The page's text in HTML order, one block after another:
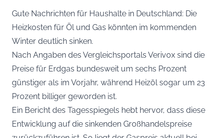
Gute Nachrichten für Haushalte in Deutschland: Die
Heizkosten für Öl und Gas könnten im kommenden
Winter deutlich sinken.
Nach Angaben des Vergleichsportals Verivox sind die
Preise für Erdgas bundesweit um sechs Prozent
günstiger als im Vorjahr, während Heizöl sogar um 23
Prozent billiger geworden ist.
Ein Bericht des Tagesspiegels hebt hervor, dass diese
Entwicklung auf die sinkenden Großhandelspreise